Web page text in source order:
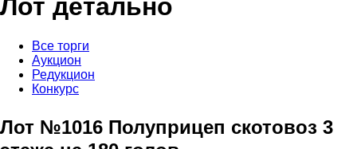
Лот детально
Все торги
Аукцион
Редукцион
Конкурс
Лот №1016 Полуприцеп скотовоз 3